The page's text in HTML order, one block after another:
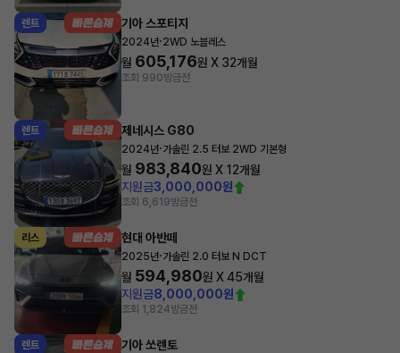
렌트 기아 스포티지
2024년·2WD 노블레스
월 605,176원 X 32개월
조회 990방금전
렌트 제네시스 G80
2024년·가솔린 2.5 터보 2WD 기본형
월 983,840원 X 12개월
지원금3,000,000원
조회 6,619방금전
리스 현대 아반떼
2025년·가솔린 2.0 터보 N DCT
월 594,980원 X45개월
지원금8,000,000원
조회 1,824방금전
렌트 기아 쏘렌토